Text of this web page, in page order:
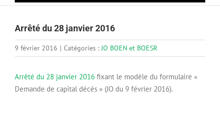
Arrêté du 28 janvier 2016
9 février 2016 | Catégories : JO BOEN et BOESR
Arrêté du 28 janvier 2016 fixant le modèle du formulaire «
Demande de capital décès » (JO du 9 février 2016).